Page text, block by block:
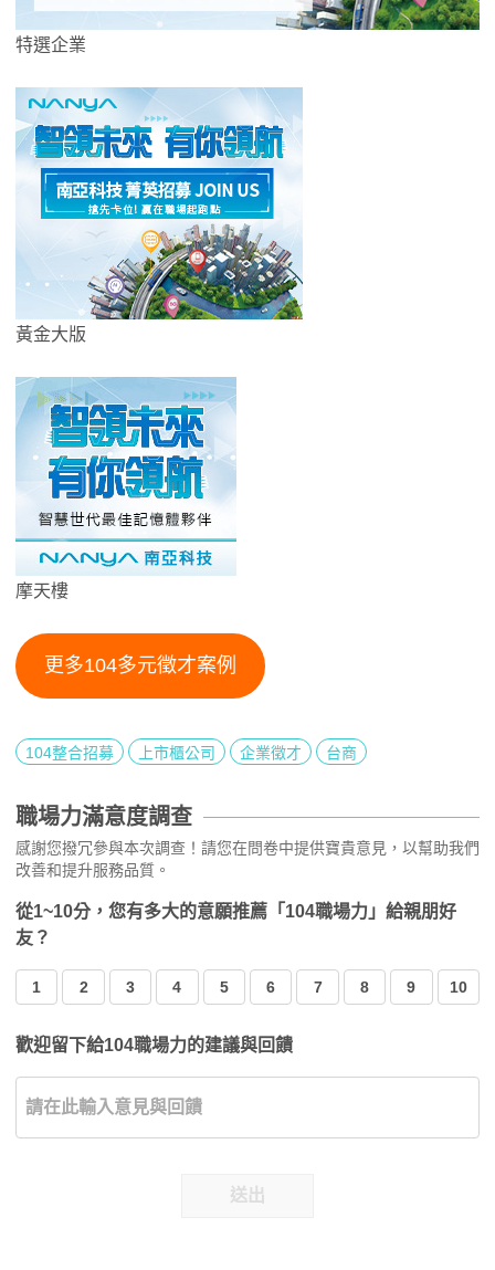
特選企業
黃金大版
摩天樓
更多104多元徵才案例
104整合招募 上市櫃公司 企業徵才 台商
職場力滿意度調查
感謝您撥冗參與本次調查！請您在問卷中提供寶貴意見，以幫助我們
改善和提升服務品質。
從1~10分，您有多大的意願推薦「104職場力」給親朋好
友？
1 2 3 4 5 6 7 8 9 10
歡迎留下給104職場力的建議與回饋
送出